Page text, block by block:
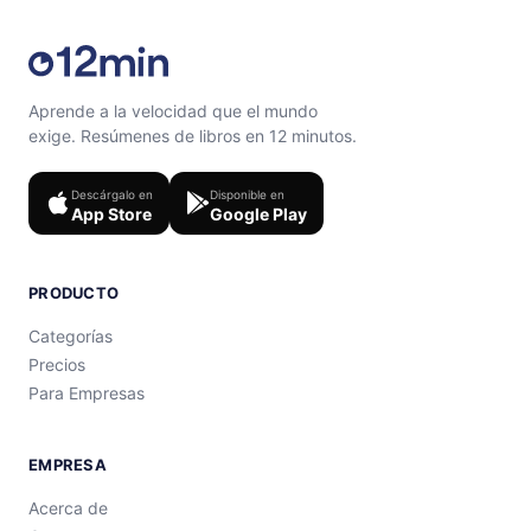
Aprende a la velocidad que el mundo
exige. Resúmenes de libros en 12 minutos.
Descárgalo en
App Store
Disponible en
Google Play
PRODUCTO
Categorías
Precios
Para Empresas
EMPRESA
Acerca de